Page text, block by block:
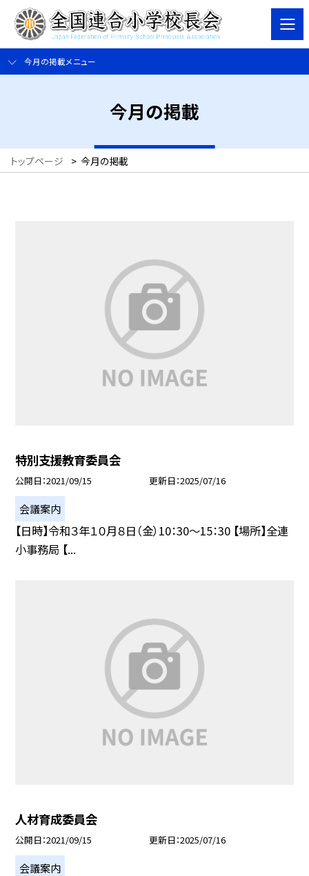
今月の掲載メニュー
今月の掲載
トップページ > 今月の掲載
特別支援教育委員会
公開日 2021/09/15 更新日 2025/07/16
会議案内
【日時】令和３年１０月８日（金）10：30〜15：30 【場所】全連
小事務局 【...
人材育成委員会
公開日 2021/09/15 更新日 2025/07/16
会議案内